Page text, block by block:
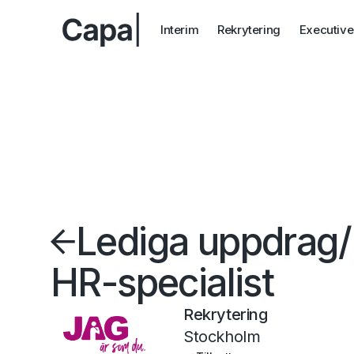
Interim Rekrytering
Lediga uppdrag/
HR-specialist
Rekrytering
Stockholm